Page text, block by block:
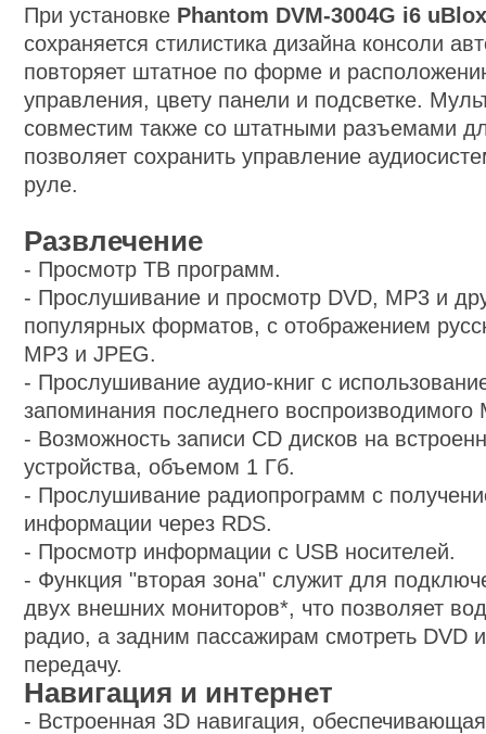
При установке Phantom DVM-3004G i6
сохраняется стилистика дизайна консоли
повторяет штатное по форме и
управления, цвету панели и подсветке.
совместим также со штатными разъемами
позволяет сохранить управление
руле.
Развлечение
- Просмотр ТВ программ.
- Прослушивание и просмотр DVD, MP3 и
популярных форматов, с отображением
MP3 и JPEG.
- Прослушивание аудио-книг с
запоминания последнего
- Возможность записи CD дисков на
устройства, объемом 1 Гб.
- Прослушивание радиопрограмм с
информации через RDS.
- Просмотр информации с USB носителей.
- Функция "вторая зона" служит для
двух внешних мониторов*, что позволяет
радио, а задним пассажирам смотреть
передачу.
Навигация и интернет
- Встроенная 3D навигация,